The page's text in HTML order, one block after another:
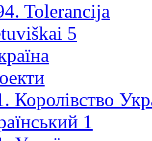
Tolerancija
5
Королівство
1